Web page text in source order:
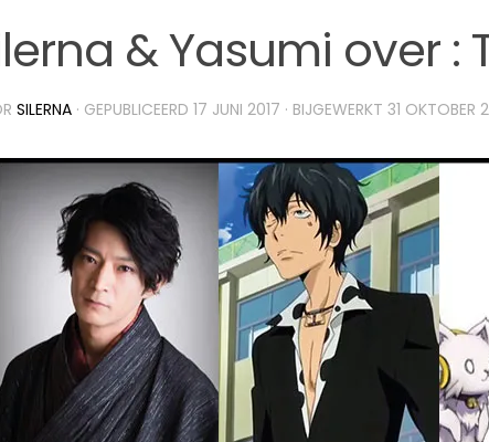
& Yasumi over :
SILERNA · GEPUBLICEERD 17 JUNI 2017 · BIJGEWERKT 31 OKTOBER